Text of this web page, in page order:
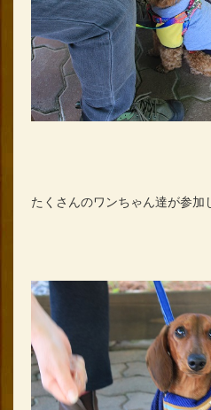
たくさんのワンちゃん達が参加